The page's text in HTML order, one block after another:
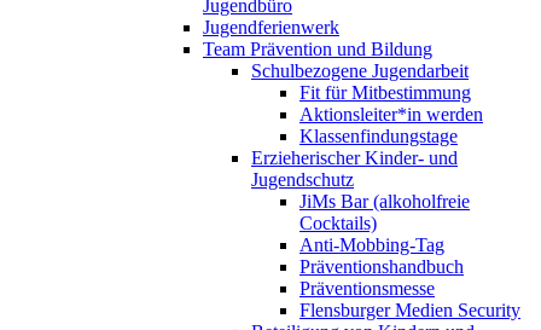
Jugendbüro
Jugendferienwerk
Team Prävention und Bildung
Schulbezogene Jugendarbeit
Fit für Mitbestimmung
Aktionsleiter*in werden
Klassenfindungstage
Erzieherischer Kinder- und
Jugendschutz
JiMs Bar (alkoholfreie
Cocktails)
Anti-Mobbing-Tag
Präventionshandbuch
Präventionsmesse
Flensburger Medien Security